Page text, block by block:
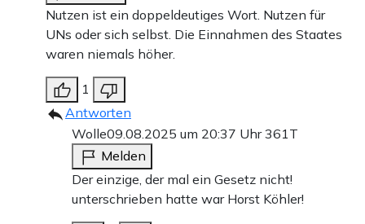
Nutzen ist ein doppeldeutiges Wort. Nutzen für
UNs oder sich selbst. Die Einnahmen des Staates
waren niemals höher.
1
Antworten
Wolle09.08.2025 um 20:37 Uhr361T
Melden
Der einzige, der mal ein Gesetz nicht!
unterschrieben hatte war Horst Köhler!